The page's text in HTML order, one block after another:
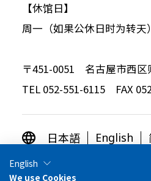
【休馆日】
周一（如果公休日时为转天
〒451-0051 名古屋市西
TEL 052-551-6115 FAX
日本語 English
繁体中文
English
We use Cookies